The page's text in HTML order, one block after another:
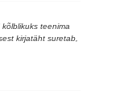
teenima
kirjatäht suretab,